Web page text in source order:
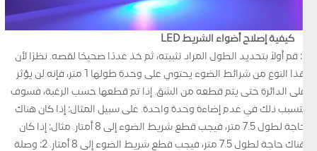
كيفية إصلاح أضواء الشريط LED
1: قم أولاً بتحديد الطول المراد تثبيته، ثم خذ عددًا صحيحًا لقصه. نظرًا لأن
هذا النوع من شرائط الضوء يحتوي على وحدة طولها 1 متر، فإنه لن يؤثر
على الدائرة حتى يتم قطعه من الشق. إذا تم قطعها حسب الرغبة، فسوف
يتسبب ذلك في عدم إضاءة وحدة واحدة. على سبيل المثال: إذا كان هناك
حاجة لطول 7.5 متر، فيجب قطع شريط الضوء إلى 8 أمتار. مثال: إذا كان
هناك حاجة لطول 7.5 متر، فيجب قطع شريط الضوء إلى 8 أمتار. 2: وصلة